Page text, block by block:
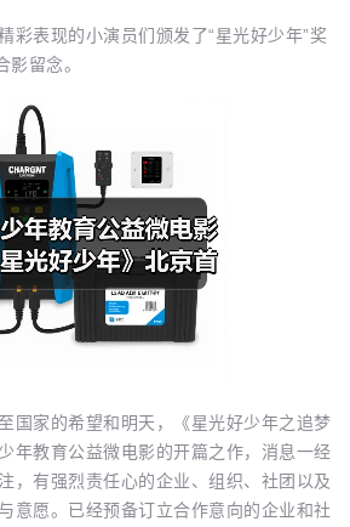
表现的小演员们颁发了“星光好少年”奖
影留念。
家的希望和明天，《星光好少年之追梦
年教育公益微电影的开篇之作，消息一经
，有强烈责任心的企业、组织、社团以及
意愿。已经预备订立合作意向的企业和社